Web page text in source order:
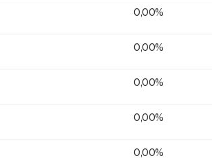
0,00%
0,00%
0,00%
0,00%
0,00%